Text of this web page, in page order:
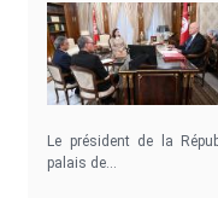
Le président de la
palais de…